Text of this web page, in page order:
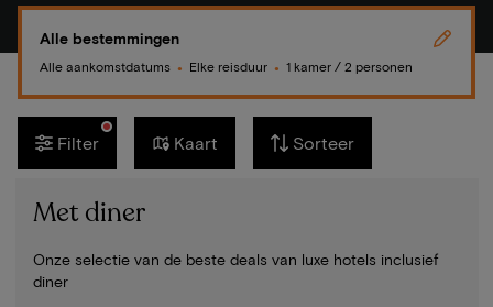
Alle bestemmingen
Alle aankomstdatums ● Elke reisduur ● 1 kamer / 2 personen
Filter Kaart Sorteer
Met diner
Onze selectie van de beste deals van luxe hotels inclusief
diner